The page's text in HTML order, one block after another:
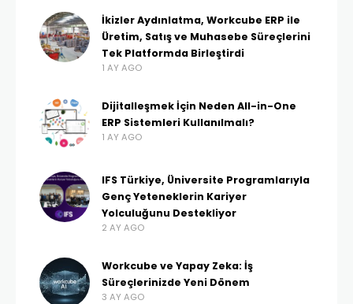
İkizler Aydınlatma, Workcube ERP ile
Üretim, Satış ve Muhasebe Süreçlerini
Tek Platformda Birleştirdi
1 AY AGO
Dijitalleşmek İçin Neden All-in-One
ERP Sistemleri Kullanılmalı?
1 AY AGO
IFS Türkiye, Üniversite Programlarıyla
Genç Yeteneklerin Kariyer
Yolculuğunu Destekliyor
2 AY AGO
Workcube ve Yapay Zeka: İş
Süreçlerinizde Yeni Dönem
3 AY AGO